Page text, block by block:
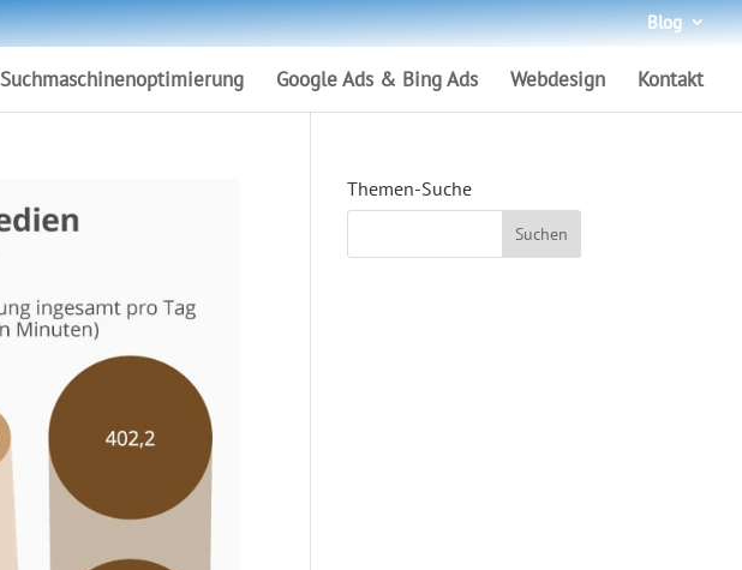
Blog
Suchmaschinenoptimierung Google Ads & Bing Ads Webdesign Kontakt
Themen-Suche